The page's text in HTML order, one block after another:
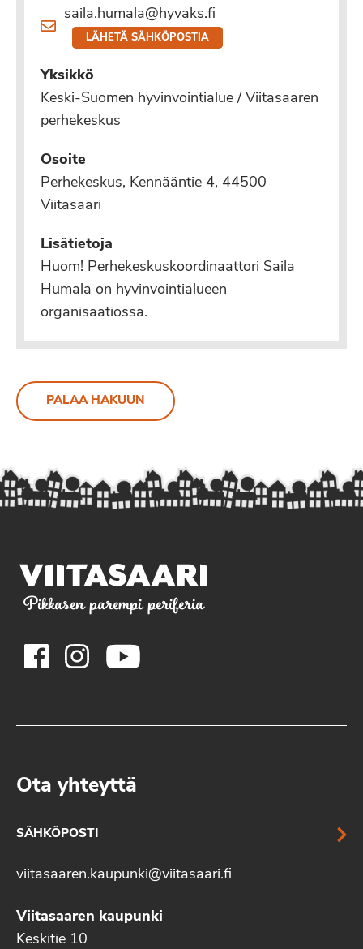
saila.humala@hyvaks.fi
LÄHETÄ SÄHKÖPOSTIA
Yksikkö
Keski-Suomen hyvinvointialue / Viitasaaren
perhekeskus
Osoite
Perhekeskus, Kennääntie 4, 44500
Viitasaari
Lisätietoja
Huom! Perhekeskuskoordinaattori Saila
Humala on hyvinvointialueen
organisaatiossa.
PALAA HAKUUN
Pikkasen parempi periferia
Ota yhteyttä
SÄHKÖPOSTI
viitasaaren.kaupunki@viitasaari.fi
Viitasaaren kaupunki
Keskitie 10